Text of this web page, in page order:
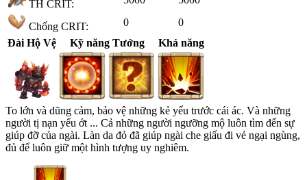
TH CRIT:
Chống CRIT: 0
0
Đài Hộ Vệ
Kỹ năng Tướng Khả năng
To lớn và dũng cảm, bảo vệ những kẻ yếu trước cái ác. Và những
người tị nạn yếu ớt ... Cả những người ngưỡng mộ luôn tìm đến sự
giúp đỡ của ngài. Làn da đỏ đã giúp ngài che giấu đi vẻ ngại ngùng,
đủ để luôn giữ một hình tượng uy nghiêm.